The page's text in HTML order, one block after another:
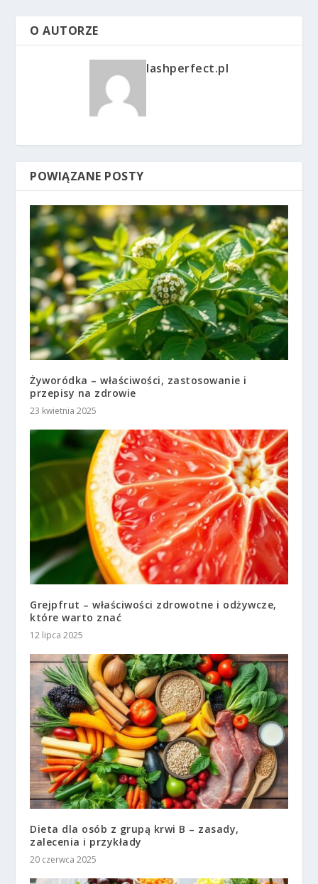
O AUTORZE
lashperfect.pl
POWIĄZANE POSTY
Żyworódka – właściwości, zastosowanie i
przepisy na zdrowie
23 kwietnia 2025
Grejpfrut – właściwości zdrowotne i odżywcze,
które warto znać
12 lipca 2025
Dieta dla osób z grupą krwi B – zasady,
zalecenia i przykłady
20 czerwca 2025